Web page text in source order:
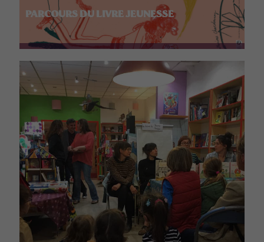
PARCOURS DU LIVRE JEUNESSE